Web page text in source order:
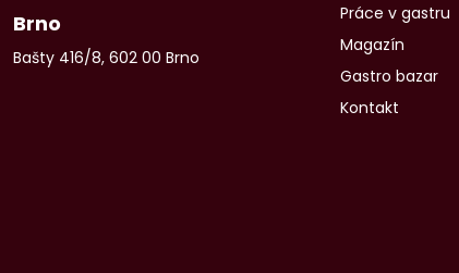
Brno
Bašty 416/8, 602 00 Brno
Práce v gastru
Magazín
Gastro bazar
Kontakt